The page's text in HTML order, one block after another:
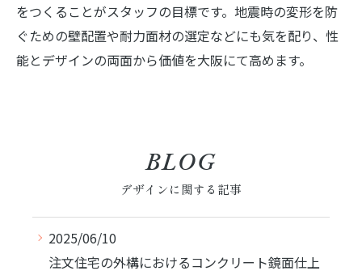
をつくることがスタッフの目標です。地震時の変形を防
ぐための壁配置や耐力面材の選定などにも気を配り、性
能とデザインの両面から価値を大阪にて高めます。
デザインに関する記事
BLOG
2025/06/10
注文住宅の外構におけるコンクリート鏡面仕上